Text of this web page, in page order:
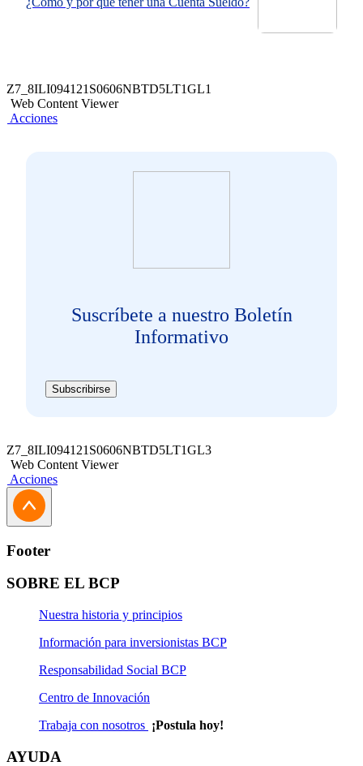
Z7_8ILI094121S0606NBTD5LT1GL1
Web Content Viewer
Acciones
Suscríbete a nuestro Boletín
Informativo
Subscribirse
Z7_8ILI094121S0606NBTD5LT1GL3
Web Content Viewer
Acciones
Footer
SOBRE EL BCP
Nuestra historia y principios
Información para inversionistas BCP
Responsabilidad Social BCP
Centro de Innovación
Trabaja con nosotros ¡Postula hoy!
AYUDA